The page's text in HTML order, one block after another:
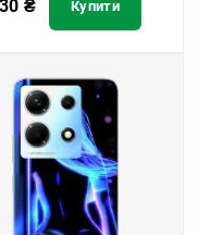
₴ Купити